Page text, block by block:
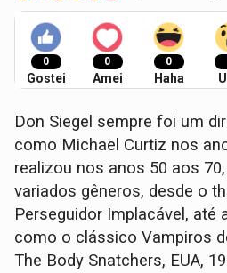
0
Gostei
0
Amei
0
Haha
Don Siegel sempre foi um
como Michael Curtiz nos
realizou nos anos 50 aos
variados gêneros, desde o
Perseguidor Implacável, até
como o clássico Vampiros
The Body Snatchers, EUA,